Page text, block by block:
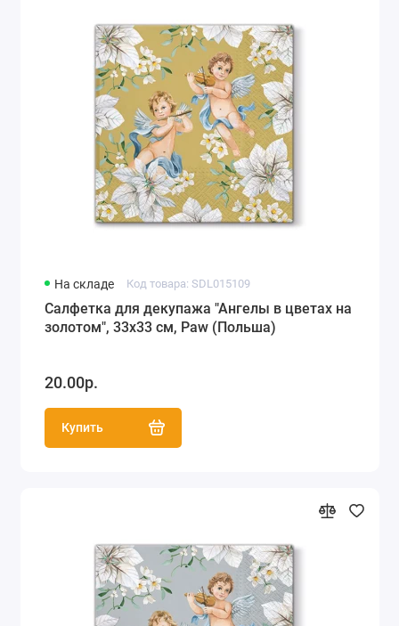
Города мира, путешествия (78)
Морская тематика (66)
Любовь, свадьба (74)
Разное (63)
Детство, игрушки, рисунки для детей (118)
На складе Код товара: SDL015109
Салфетка для декупажа "Ангелы в цветах на
золотом", 33х33 см, Paw (Польша)
20.00р.
Купить